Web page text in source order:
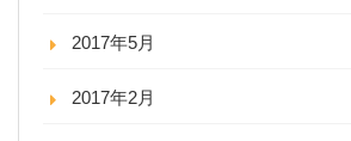
2017年5月
2017年2月